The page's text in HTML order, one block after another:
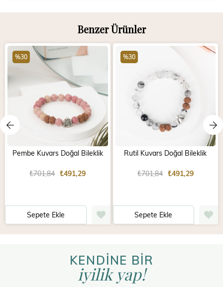
Benzer Ürünler
Pembe Kuvars Doğal Bileklik
₺491,29
₺701,84
Sepete Ekle
%30
Rutil Kuvars Doğal Bileklik
₺491,29
₺701,84
Sepete Ekle
%30
KENDİNE BİR
iyilik yap!